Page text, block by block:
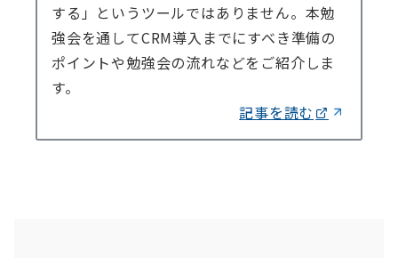
する」というツールではありません。本勉
強会を通してCRM導入までにすべき準備の
ポイントや勉強会の流れなどをご紹介しま
す。
記事を読む